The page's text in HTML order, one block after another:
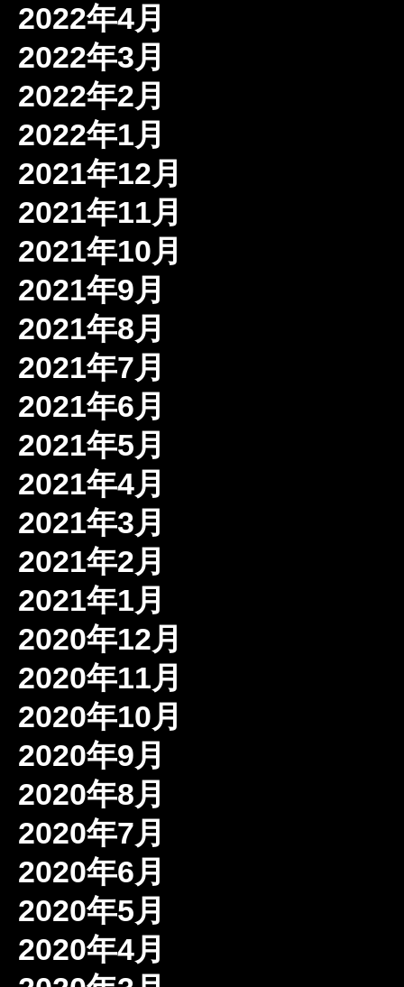
2022年4月
2022年3月
2022年2月
2022年1月
2021年12月
2021年11月
2021年10月
2021年9月
2021年8月
2021年7月
2021年6月
2021年5月
2021年4月
2021年3月
2021年2月
2021年1月
2020年12月
2020年11月
2020年10月
2020年9月
2020年8月
2020年7月
2020年6月
2020年5月
2020年4月